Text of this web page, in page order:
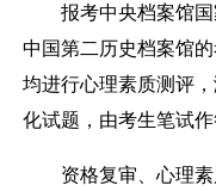
报考中央档案馆
中国第二历史档案馆
均进行心理素质测评
化试题，由考生笔试作
资格复审、心理